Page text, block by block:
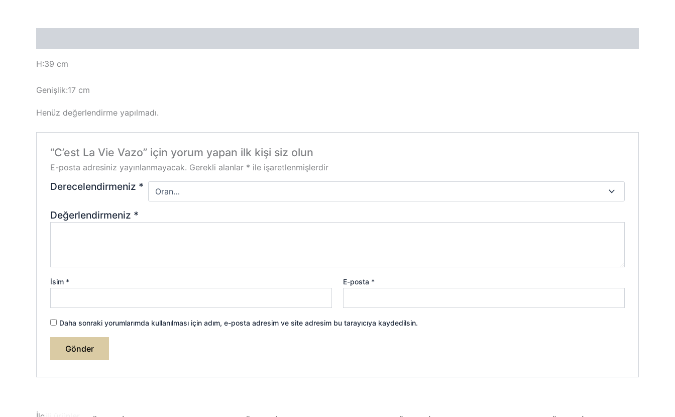
H:39 cm
Genişlik:17 cm
Henüz değerlendirme yapılmadı.
“C’est La Vie Vazo” için yorum yapan ilk kişi siz olun
E-posta adresiniz yayınlanmayacak. Gerekli alanlar * ile işaretlenmişlerdir
Derecelendirmeniz *
Değerlendirmeniz *
İsim * E-posta *
Daha sonraki yorumlarımda kullanılması için adım, e-posta adresim ve site adresim bu tarayıcıya kaydedilsin.